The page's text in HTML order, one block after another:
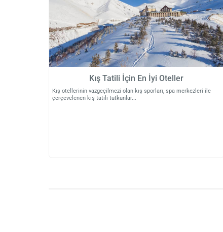
Kış Tatili İçin En İyi Oteller
Kış otellerinin vazgeçilmezi olan kış sporları, spa merkezleri ile
çerçevelenen kış tatili tutkunlar